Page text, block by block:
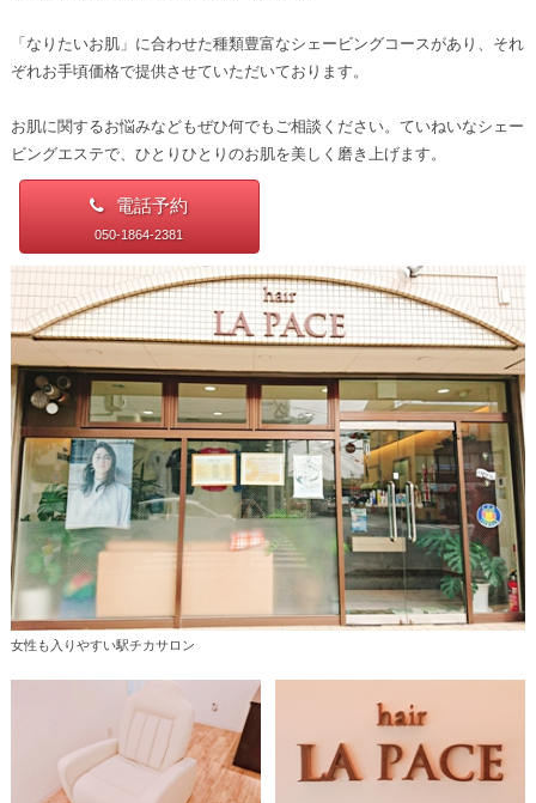
「なりたいお肌」に合わせた種類豊富なシェービングコースがあり、それ
ぞれお手頃価格で提供させていただいております。
お肌に関するお悩みなどもぜひ何でもご相談ください。ていねいなシェー
ビングエステで、ひとりひとりのお肌を美しく磨き上げます。
電話予約
050-1864-2381
女性も入りやすい駅チカサロン